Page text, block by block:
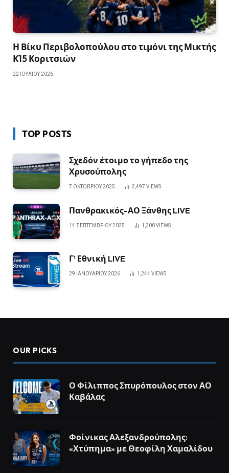
Η Βίκυ Περιβολοπούλου στο τιμόνι της Μικτής
Κ15 Κοριτσιών
22 ΙΟΥΛΊΟΥ 2026
TOP POSTS
Σχεδόν έτοιμο το γήπεδο της
Χρυσούπολης
7 ΟΚΤΩΒΡΊΟΥ 2025 2,497 VIEWS
Πανθρακικός-ΑΟ Ξάνθης LIVE
14 ΣΕΠΤΕΜΒΡΊΟΥ 2025 1,300VIEWS
Γ’ Εθνική LIVE
29 ΙΑΝΟΥΑΡΊΟΥ 2026 1,244 VIEWS
OUR PICKS
Ο Φίλιππος Σπυρόπουλος στον ΑΟ
Καβάλας
Φοίνικας Αλεξανδρούπολης:
«Χτύπημα» με Θεοφίλη Χαμαλίδου